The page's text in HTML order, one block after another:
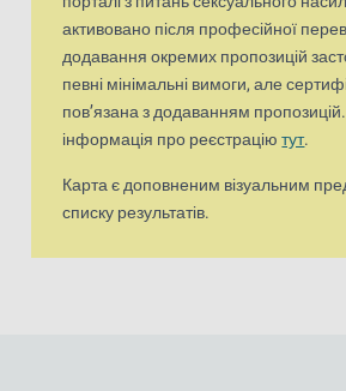
активовано після професійної
додавання окремих пропозицій
певні мінімальні вимоги, але
пов’язана з додаванням
інформація про реєстраціютут.
Карта є доповненим візуальним
списку результатів.